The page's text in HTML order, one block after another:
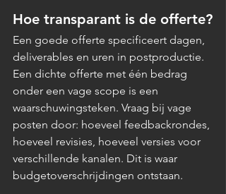
Hoe transparant is de offerte?
Een goede offerte specificeert dagen,
deliverables en uren in postproductie.
Een dichte offerte met één bedrag
onder een vage scope is een
waarschuwingsteken. Vraag bij vage
posten door: hoeveel feedbackrondes,
hoeveel revisies, hoeveel versies voor
verschillende kanalen. Dit is waar
budgetoverschrijdingen ontstaan.